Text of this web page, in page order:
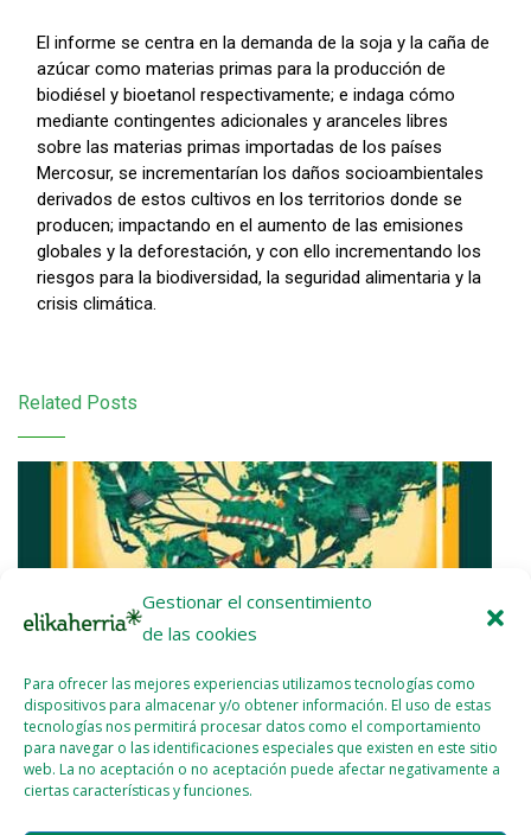
Gestionar el consentimiento
de las cookies
Para ofrecer las mejores experiencias utilizamos tecnologías como
dispositivos para almacenar y/o obtener información. El uso de estas
tecnologías nos permitirá procesar datos como el comportamiento
para navegar o las identificaciones especiales que existen en este sitio
web. La no aceptación o no aceptación puede afectar negativamente a
ciertas características y funciones.
El informe se centra en la demanda de la soja y la caña de
azúcar como materias primas para la producción de
biodiésel y bioetanol respectivamente; e indaga cómo
mediante contingentes adicionales y aranceles libres
sobre las materias primas importadas de los países
Mercosur, se incrementarían los daños socioambientales
derivados de estos cultivos en los territorios donde se
producen; impactando en el aumento de las emisiones
globales y la deforestación, y con ello incrementando los
riesgos para la biodiversidad, la seguridad alimentaria y la
crisis climática.
Related Posts